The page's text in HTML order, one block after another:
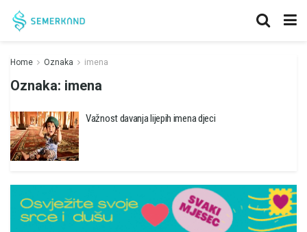
Home Oznaka imena
Oznaka: imena
Važnost davanja lijepih imena djeci